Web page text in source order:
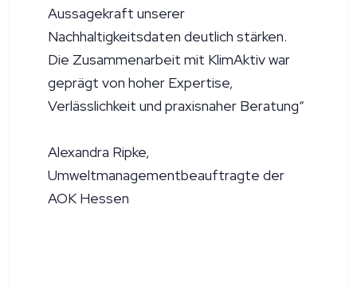
Aussagekraft unserer
Nachhaltigkeitsdaten deutlich stärken.
Die Zusammenarbeit mit KlimAktiv war
geprägt von hoher Expertise,
Verlässlichkeit und praxisnaher Beratung“
Alexandra Ripke,
Umweltmanagementbeauftragte der
AOK Hessen